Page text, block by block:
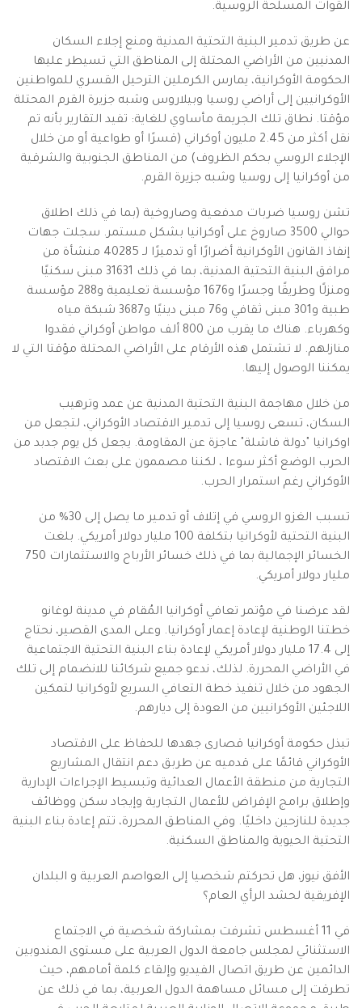
القوات المسلحة الروسية.
عن طريق تدمير البنية التحتية المدنية ومنع إجلاء السكان
المدنيين من الأراضي المحتلة إلى المناطق التي تسيطر عليها
الحكومة الأوكرانية، يمارس الكرملين الترحيل القسري للمواطنين
الأوكرانيين إلى أراضي روسيا وبيلاروس وشبه جزيرة القرم المحتلة
مؤقتا. نطاق تلك الجريمة مأساوي للغاية: تفيد التقارير بأنه تم
نقل أكثر من 2.45 مليون أوكراني (قسرًا أو طواعية أو من خلال
الإجلاء الروسي بحكم الظروف) من المناطق الجنوبية والشرقية
من أوكرانيا إلى روسيا وشبه جزيرة القرم.
تشن روسيا ضربات مدفعية وصاروخية (بما في ذلك اطلاق
حوالي 3500 صاروخ على أوكرانيا بشكل مستمر. سجلت جهات
إنفاذ القانون الأوكرانية أضرارًا أو تدميرًا لـ 40285 منشأة من
مرافق البنية التحتية المدنية، بما في ذلك 31631 مبنى سكنيًا
ومنزلًا وطريقًا وجسرًا و1676 مؤسسة تعليمية و288 مؤسسة
طبية و301 مبنى ثقافي و76 مبنى دينيًا و3687 شبكة مياه
وكهرباء. هناك ما يقرب من 800 ألف مواطن أوكراني فقدوا
منازلهم. لا تشتمل هذه الأرقام على الأراضي المحتلة مؤقتا التي لا
يمكننا الوصول إليها.
من خلال مهاجمة البنية التحتية المدنية عن عمد وترهيب
السكان، تسعى روسيا إلى تدمير الاقتصاد الأوكراني، لتجعل من
اوكرانيا "دولة فاشلة" عاجزة عن المقاومة. يجعل كل يوم جدبد من
الحرب الوضع أكثر سوءا ، لكننا مصممون على بعث الاقتصاد
الأوكراني رغم استمرار الحرب.
تسبب الغزو الروسي في إتلاف أو تدمير ما يصل إلى 30% من
البنية التحتية لأوكرانيا بتكلفة 100 مليار دولار أمريكي. بلغت
الخسائر الإجمالية بما في ذلك خسائر الأرباح والاستثمارات 750
مليار دولار أمريكي.
لقد عرضنا في مؤتمر تعافي أوكرانيا المُقام في مدينة لوغانو
خطتنا الوطنية لإعادة إعمار أوكرانيا. وعلى المدى القصير، نحتاج
إلى 17.4 مليار دولار أمريكي لإعادة بناء البنية التحتية الاجتماعية
في الأراضي المحررة. لذلك، ندعو جميع شركائنا للانضمام إلى تلك
الجهود من خلال تنفيذ خطة التعافي السريع لأوكرانيا لتمكين
اللاجئين الأوكرانيين من العودة إلى ديارهم.
تبذل حكومة أوكرانيا قصارى جهدها للحفاظ على الاقتصاد
الأوكراني قائمًا على قدميه عن طربق دعم انتقال المشاريع
التجارية من منطقة الأعمال العدائية وتبسيط الإجراءات الإدارية
وإطلاق برامج الإقراض للأعمال التجارية وإيجاد سكن ووظائف
جديدة للنازحين داخليًا. وفي المناطق المحررة، تتم إعادة بناء البنية
التحتية الحيوية والمناطق السكنية.
الأفق نيوز، هل تحركتم شخصيا إلى العواصم العربية و البلدان
الإفريقية لحشد الرأي العام؟
في 11 أغسطس تشرفت بمشاركة شخصية في الاجتماع
الاستثنائي لمجلس جامعة الدول العربية على مستوى المندوبين
الدائمين عن طريق اتصال الفيديو وإلقاء كلمة أمامهم، حيث
تطرقت إلى مسائل مساهمة الدول العربية، بما في ذلك عن